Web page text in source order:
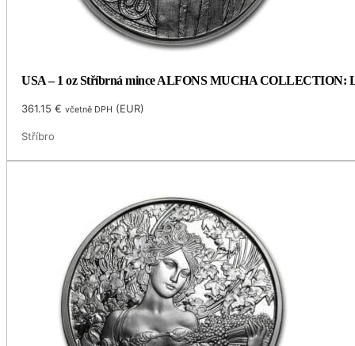
USA – 1 oz Stříbrná mince ALFONS MUCHA COLLECTION:
361.15€ včetně DPH (EUR)
Stříbro